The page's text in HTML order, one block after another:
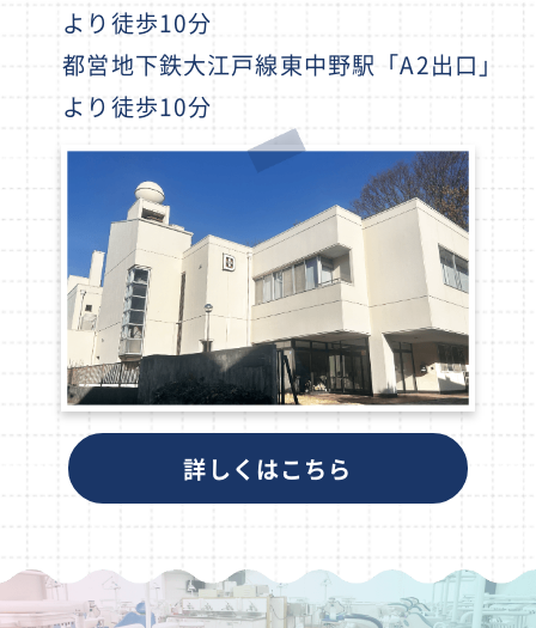
より徒歩10分
都営地下鉄大江戸線東中野駅「A2出口」
より徒歩10分
詳しくはこちら